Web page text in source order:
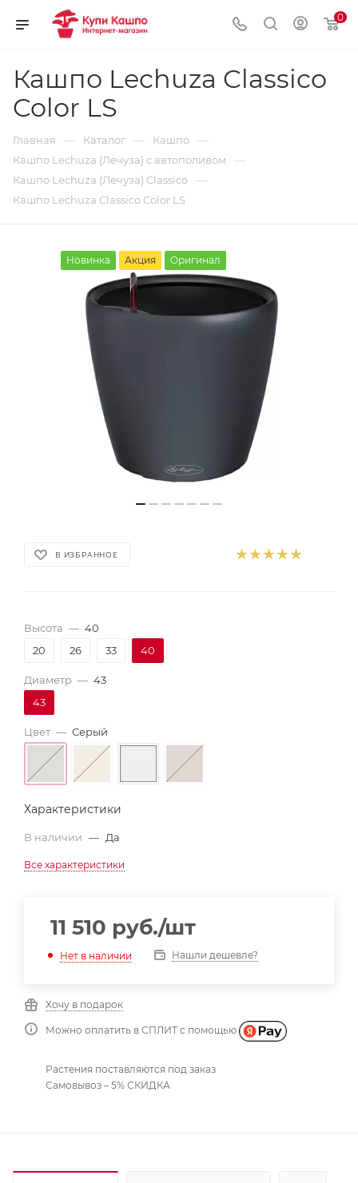
0
Кашпо Lechuza Classico
Color LS
Главная — Каталог — Кашпо —
Кашпо Lechuza (Лечуза) с автополивом —
Кашпо Lechuza (Лечуза) Classico —
Кашпо Lechuza Classico Color LS
Новинка Акция Оригинал
В ИЗБРАННОЕ
Высота — 40
20
26 33 40
Диаметр — 43
43
Цвет — Серый
Характеристики
В наличии — Да
Все характеристики
11 510 руб./шт
Нет в наличии Нашли дешевле?
Хочу в подарок
Можно оплатить в СПЛИТ с помощью
Растения поставляются под заказ
Самовывоз – 5% СКИДКА